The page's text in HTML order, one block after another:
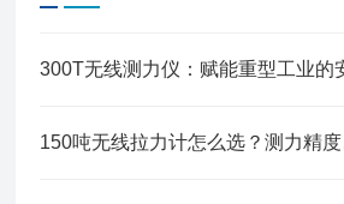
300T无线测力仪：赋能重型工业的